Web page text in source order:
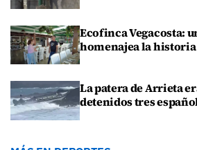
Ecofinca Vegacosta:
homenajea la
La patera de Arrieta
detenidos tres